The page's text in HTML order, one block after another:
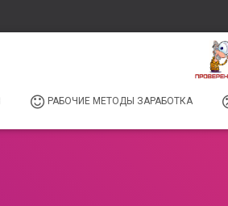
РАБОЧИЕ МЕТОДЫ ЗАРАБОТКА